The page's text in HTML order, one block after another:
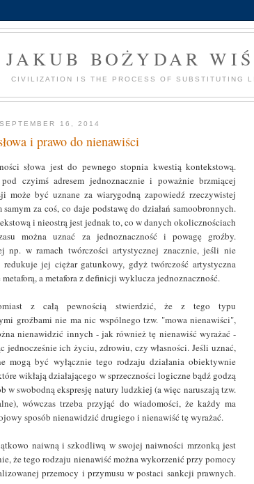
JAKUB BOŻYDAR
CIVILIZATION IS THE PROCESS OF SUBSTITUTING
16, 2014
i prawo do nienawiści
słowa jest do pewnego stopnia kwestią kontekstową.
czyimś adresem jednoznacznie i poważnie brzmiącej
może być uznane za wiarygodną zapowiedź rzeczywistej
samym za coś, co daje podstawę do działań samoobronnych.
i nieostrą jest jednak to, co w danych okolicznościach
można uznać za jednoznaczność i powagę groźby.
np. w ramach twórczości artystycznej znacznie, jeśli nie
jej ciężar gatunkowy, gdyż twórczość artystyczna
metaforą, a metafora z definicji wyklucza jednoznaczność.
z całą pewnością stwierdzić, że z tego typu
groźbami nie ma nic wspólnego tzw. "mowa nienawiści",
nienawidzić innych - jak również tę nienawiść wyrażać -
jednocześnie ich życiu, zdrowiu, czy własności. Jeśli uznać,
mogą być wyłącznie tego rodzaju działania obiektywnie
wikłają działającego w sprzeczności logiczne bądź godzą
w swobodną ekspresję natury ludzkiej (a więc naruszają tzw.
wówczas trzeba przyjąć do wiadomości, że każdy ma
sposób nienawidzić drugiego i nienawiść tę wyrażać.
naiwną i szkodliwą w swojej naiwności mrzonką jest
że tego rodzaju nienawiść można wykorzenić przy pomocy
przemocy i przymusu w postaci sankcji prawnych.